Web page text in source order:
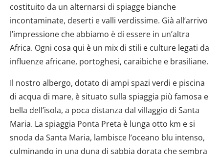
costituito da un alternarsi di spiagge bianche
incontaminate, deserti e valli verdissime. Già all’arrivo
l’impressione che abbiamo è di essere in un’altra
Africa. Ogni cosa qui è un mix di stili e culture legati da
influenze africane, portoghesi, caraibiche e brasiliane.
Il nostro albergo, dotato di ampi spazi verdi e piscina
di acqua di mare, è situato sulla spiaggia più famosa e
bella dell’isola, a poca distanza dal villaggio di Santa
Maria. La spiaggia Ponta Preta è lunga otto km e si
snoda da Santa Maria, lambisce l’oceano blu intenso,
culminando in una duna di sabbia dorata che sembra